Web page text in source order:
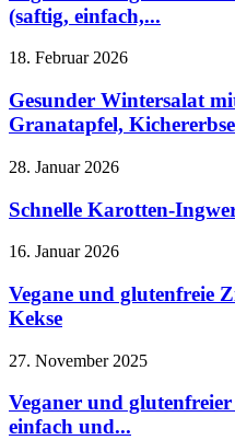
(saftig, einfach,...
18. Februar 2026
Gesunder Wintersalat
Granatapfel,
28. Januar 2026
Schnelle Karotten-
16. Januar 2026
Vegane und glutenfreie
Kekse
27. November 2025
Veganer und
einfach und...